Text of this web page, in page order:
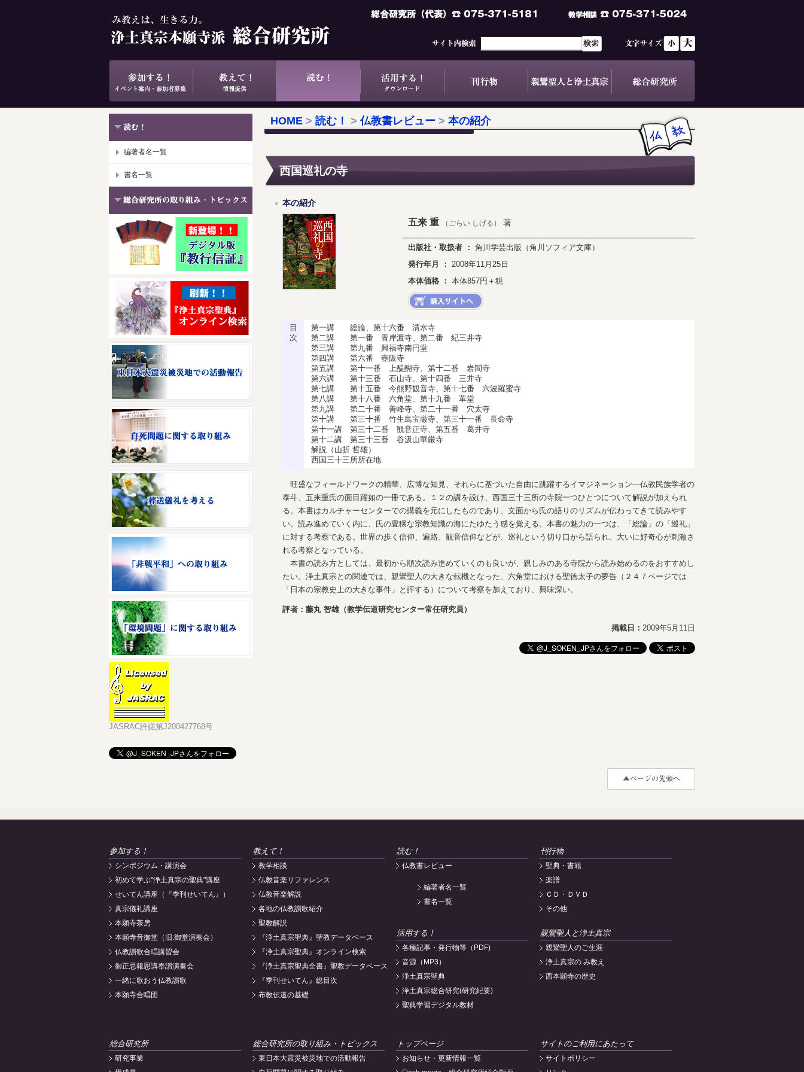
編著者名一覧
書名一覧
JASRAC許諾第J200427768号
HOME > 読む！ > 仏教書レビュー > 本の紹介
西国巡礼の寺
本の紹介
五来 重 （ごらい しげる） 著
出版社・取扱者 ： 角川学芸出版（角川ソフィア文庫）
発行年月 ： 2008年11月25日
本体価格 ： 本体857円＋税
目
次
第一講 総論、第十六番 清水寺
第二講 第一番 青岸渡寺、第二番 紀三井寺
第三講 第九番 興福寺南円堂
第四講 第六番 壺阪寺
第五講 第十一番 上醍醐寺、第十二番 岩間寺
第六講 第十三番 石山寺、第十四番 三井寺
第七講 第十五番 今熊野観音寺、第十七番 六波羅蜜寺
第八講 第十八番 六角堂、第十九番 革堂
第九講 第二十番 善峰寺、第二十一番 穴太寺
第十講 第三十番 竹生島宝厳寺、第三十一番 長命寺
第十一講 第三十二番 観音正寺、第五番 葛井寺
第十二講 第三十三番 谷汲山華厳寺
解説（山折 哲雄）
西国三十三所所在地
旺盛なフィールドワークの精華、広博な知見、それらに基づいた自由に跳躍するイマジネーション―仏教民族学者の
泰斗、五来重氏の面目躍如の一冊である。１２の講を設け、西国三十三所の寺院一つひとつについて解説が加えられ
る。本書はカルチャーセンターでの講義を元にしたものであり、文面から氏の語りのリズムが伝わってきて読みやす
い。読み進めていく内に、氏の豊穣な宗教知識の海にたゆたう感を覚える。本書の魅力の一つは、「総論」の「巡礼」
に対する考察である。世界の歩く信仰、遍路、観音信仰などが、巡礼という切り口から語られ、大いに好奇心が刺激さ
れる考察となっている。
本書の読み方としては、最初から順次読み進めていくのも良いが、親しみのある寺院から読み始めるのをおすすめし
たい。浄土真宗との関連では、親鸞聖人の大きな転機となった、六角堂における聖徳太子の夢告（２４７ページでは
「日本の宗教史上の大きな事件」と評する）について考察を加えており、興味深い。
評者：藤丸 智雄（教学伝道研究センター常任研究員）
掲載日： 2009年5月11日
参加する！
シンポジウム・講演会
初めて学ぶ"浄土真宗の聖典"講座
せいてん講座（『季刊せいてん』）
真宗儀礼講座
本願寺茶房
本願寺音御堂（旧:御堂演奏会）
仏教讃歌合唱講習会
御正忌報恩講奉讃演奏会
一緒に歌おう仏教讃歌
本願寺合唱団
教えて！
教学相談
仏教音楽リファレンス
仏教音楽解説
各地の仏教讃歌紹介
聖教解説
『浄土真宗聖典』聖教データベース
『浄土真宗聖典』オンライン検索
『浄土真宗聖典全書』聖教データベース
『季刊せいてん』総目次
布教伝道の基礎
読む！
仏教書レビュー
編著者名一覧
書名一覧
活用する！
各種記事・発行物等（PDF)
音源（MP3）
浄土真宗聖典
浄土真宗総合研究(研究紀要)
聖典学習デジタル教材
刊行物
聖典・書籍
楽譜
ＣＤ・ＤＶＤ
その他
親鸞聖人と浄土真宗
親鸞聖人のご生涯
浄土真宗の み教え
西本願寺の歴史
総合研究所
研究事業
総合研究所の取り組み・トピックス
東日本大震災被災地での活動報告
トップページ
お知らせ・更新情報一覧
サイトのご利用にあたって
サイトポリシー